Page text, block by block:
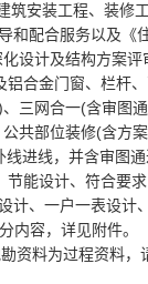
筑安装工程、装修
和配合服务以及
设计及结构方案评
合金门窗、栏杆
、三网合一(含审图
公共部位装修(含方案
线进线，并含审图
能设计、符合要
计、一户一表设计
内容，详见附件。
资料为过程资料